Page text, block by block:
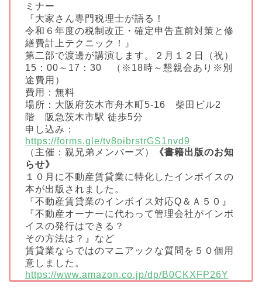
ミナー
『大家さん専門税理士が語る！
令和６年度の税制改正・確定申告直前対策と修
繕費計上テクニック！』
第二部で渡邊が講演します。２月１２日（祝）
15：00～17：30 （※18時～懇親会あり※別
途費用）
費用：無料
場所：大阪府茨木市舟木町5-16 柴田ビル2
階 阪急茨木市駅 徒歩5分
申し込み：
https://forms.gle/tv8oibrstrGS1nvd9
（主催：親兄弟メンバーズ）
《書籍出版のお知
らせ》
１０月に不動産賃貸業に特化したインボイスの
本が出版されました。
『不動産賃貸業のインボイス対応Q＆Ａ５０』
『不動産オーナーに代わって管理会社がインボ
イスの発行はできる？
その方法は？』など
賃貸業ならではのマニアックな質問を５０個用
意しました。
https://www.amazon.co.jp/dp/B0CKXFP26Y